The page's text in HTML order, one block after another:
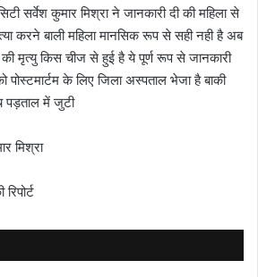
सर्वेश कुमार मिश्रा ने जानकारी दी की महिला से
करने बाली महिला मानसिक रूप से सही नही है अब
मृत्यु किस चीज से हुई है ये पूर्ण रूप से जानकारी
के लिए जिला अस्पताल भेजा है बाकी
पड़ताल में जुटी
मिश्रा